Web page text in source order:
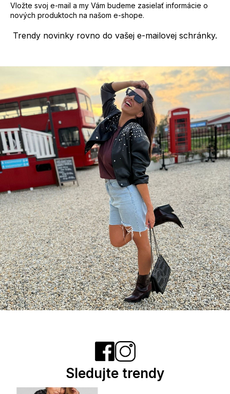
u
Trendy novinky rovno do vašej e-mailovej schránky.
Vložte svoj e-mail a my Vám budeme zasielať informácie o
nových produktoch na našom e-shope.